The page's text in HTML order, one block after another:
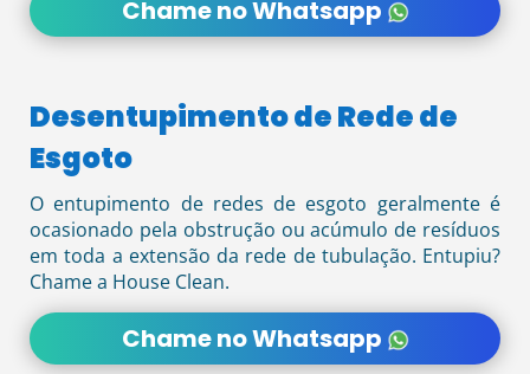
Chame no Whatsapp
Desentupimento de Rede de
Esgoto
O entupimento de redes de esgoto geralmente é
ocasionado pela obstrução ou acúmulo de resíduos
em toda a extensão da rede de tubulação. Entupiu?
Chame a House Clean.
Chame no Whatsapp